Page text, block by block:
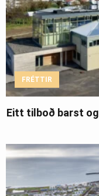
FRÉTTIR
Eitt tilboð barst